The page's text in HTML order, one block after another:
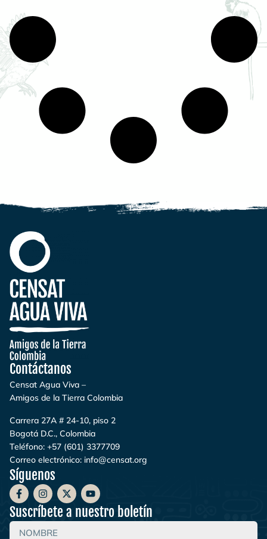
Contáctanos
Censat Agua Viva –
Amigos de la Tierra Colombia
Carrera 27A # 24-10, piso 2
Bogotá D.C., Colombia
Teléfono: +57 (601) 3377709
Correo electrónico: info@censat.org
Síguenos
Suscríbete a nuestro boletín